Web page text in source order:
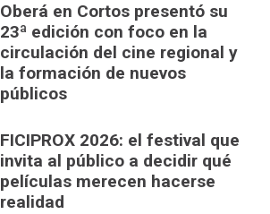
Oberá en Cortos presentó su
23ª edición con foco en la
circulación del cine regional y
la formación de nuevos
públicos
FICIPROX 2026: el festival que
invita al público a decidir qué
películas merecen hacerse
realidad